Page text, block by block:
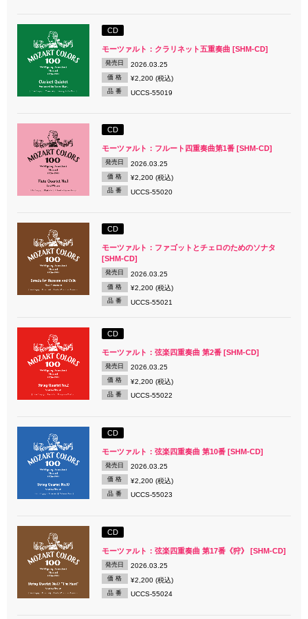
CD
モーツァルト：クラリネット五重奏曲 [SHM-CD]
発売日 2026.03.25
価 格 ¥2,200 (税込)
品 番 UCCS-55019
CD
モーツァルト：フルート四重奏曲第1番 [SHM-CD]
発売日 2026.03.25
価 格 ¥2,200 (税込)
品 番 UCCS-55020
CD
モーツァルト：ファゴットとチェロのためのソナタ
[SHM-CD]
発売日 2026.03.25
価 格 ¥2,200 (税込)
品 番 UCCS-55021
CD
モーツァルト：弦楽四重奏曲 第2番 [SHM-CD]
発売日 2026.03.25
価 格 ¥2,200 (税込)
品 番 UCCS-55022
CD
モーツァルト：弦楽四重奏曲 第10番 [SHM-CD]
発売日 2026.03.25
価 格 ¥2,200 (税込)
品 番 UCCS-55023
CD
モーツァルト：弦楽四重奏曲 第17番《狩》 [SHM-CD]
発売日 2026.03.25
価 格 ¥2,200 (税込)
品 番 UCCS-55024